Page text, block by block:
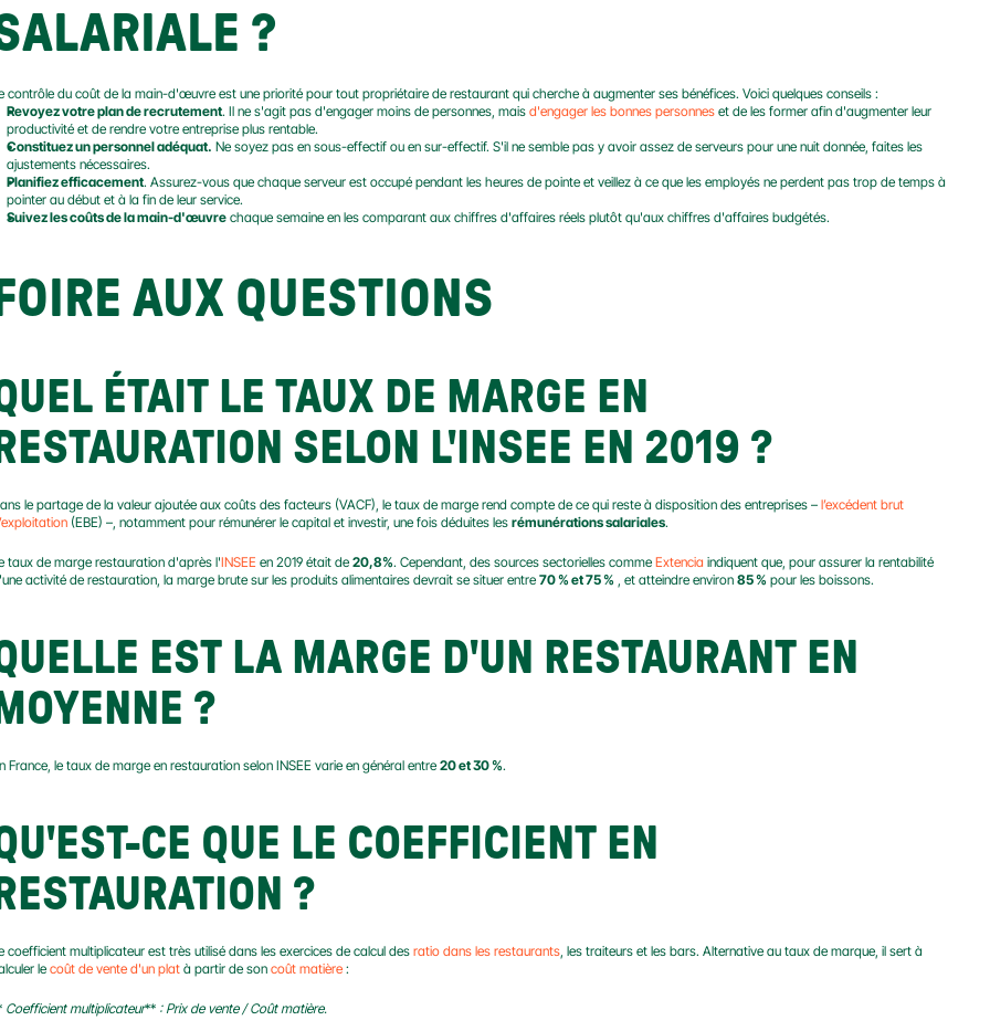
?
contrôle du coût de la main-d'œuvre est une priorité pour tout propriétaire de restaurant qui cherche à augmenter ses bénéfices. Voici quelques conseils :
Revoyez votre plan de recrutement. Il ne s'agit pas d'engager moins de personnes, mais d'engager les bonnes personnes et de les former afin d'augmenter leur
productivité et de rendre votre entreprise plus rentable.
Constituez un personnel adéquat. Ne soyez pas en sous-effectif ou en sur-effectif. S'il ne semble pas y avoir assez de serveurs pour une nuit donnée, faites les
ajustements nécessaires.
Planifiez efficacement. Assurez-vous que chaque serveur est occupé pendant les heures de pointe et veillez à ce que les employés ne perdent pas trop de temps à
pointer au début et à la fin de leur service.
Suivez les coûts de la main-d'œuvre chaque semaine en les comparant aux chiffres d'affaires réels plutôt qu'aux chiffres d'affaires budgétés.
AUX QUESTIONS
ÉTAIT LE TAUX DE MARGE EN
SELON L'INSEE EN 2019 ?
le partage de la valeur ajoutée aux coûts des facteurs (VACF), le taux de marge rend compte de ce qui reste à disposition des entreprises – l’excédent brut
(EBE) –, notamment pour rémunérer le capital et investir, une fois déduites les rémunérations salariales.
taux de marge restauration d'après l'INSEE en 2019 était de 20,8%. Cependant, des sources sectorielles comme Extencia indiquent que, pour assurer la rentabilité
activité de restauration, la marge brute sur les produits alimentaires devrait se situer entre 70 % et 75 % , et atteindre environ 85 % pour les boissons.
EST LA MARGE D'UN RESTAURANT EN
?
France, le taux de marge en restauration selon INSEE varie en général entre 20 et 30 %.
CE QUE LE COEFFICIENT EN
?
coefficient multiplicateur est très utilisé dans les exercices de calcul des ratio dans les restaurants, les traiteurs et les bars. Alternative au taux de marque, il sert à
le coût de vente d'un plat à partir de son coût matière :
Coefficient multiplicateur** : Prix de vente / Coût matière.